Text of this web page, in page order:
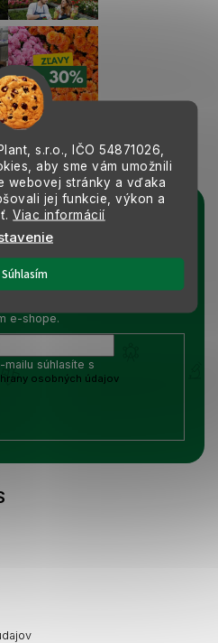
s.r.o., IČO 54871026,
aby sme vám umožnili
webovej stránky a vďaka
jej funkcie, výkon a
Viac informácií
Súhlasím
noviniek
s podmienkami
e-shope.
súhlasíte s
osobných údajov